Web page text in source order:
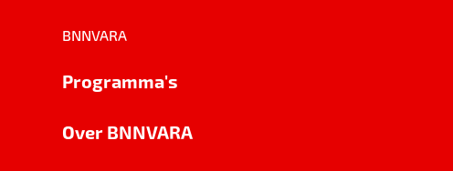
BNNVARA
Programma's
Over BNNVARA